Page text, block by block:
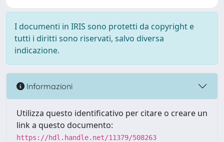
I documenti in IRIS sono protetti da copyright e
tutti i diritti sono riservati, salvo diversa
indicazione.
Informazioni
Utilizza questo identificativo per citare o creare un
link a questo documento:
https://hdl.handle.net/11379/508263